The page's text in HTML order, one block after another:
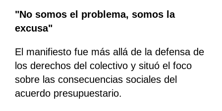
"No somos el problema, somos la
excusa"
El manifiesto fue más allá de la defensa de
los derechos del colectivo y situó el foco
sobre las consecuencias sociales del
acuerdo presupuestario.